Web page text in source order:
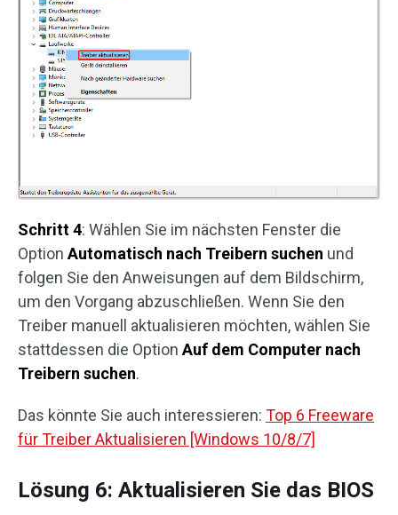
Schritt 4: Wählen Sie im nächsten Fenster die
OptionAutomatisch nach Treibern suchen und
folgen Sie den Anweisungen auf dem Bildschirm,
um den Vorgang abzuschließen. Wenn Sie den
Treiber manuell aktualisieren möchten, wählen Sie
stattdessen die OptionAuf dem Computer nach
Treibern suchen.
Das könnte Sie auch interessieren: Top 6 Freeware
für Treiber Aktualisieren [Windows 10/8/7]
Lösung 6: Aktualisieren Sie das BIOS